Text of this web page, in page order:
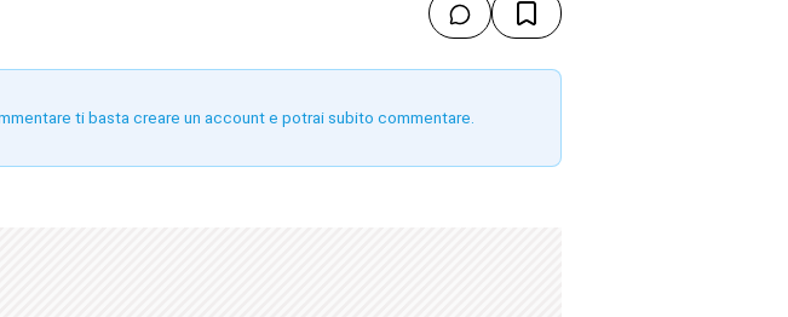
ti basta creare un account e potrai subito commentare.